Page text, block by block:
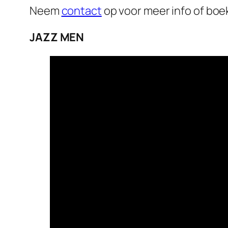
Neem contact op voor meer info of
JAZZ MEN